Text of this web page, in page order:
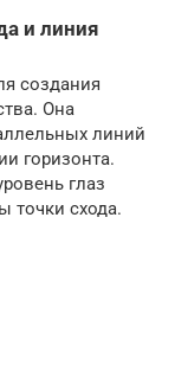
и линия
создания
Она
линий
горизонта.
глаз
точки схода.